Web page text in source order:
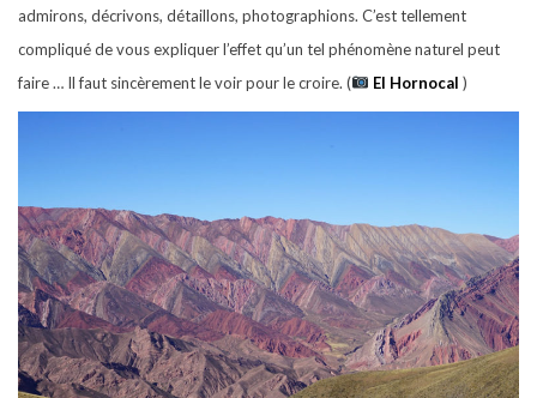
admirons, décrivons, détaillons, photographions. C’est tellement
compliqué de vous expliquer l’effet qu’un tel phénomène naturel peut
faire … Il faut sincèrement le voir pour le croire. ( El Hornocal )